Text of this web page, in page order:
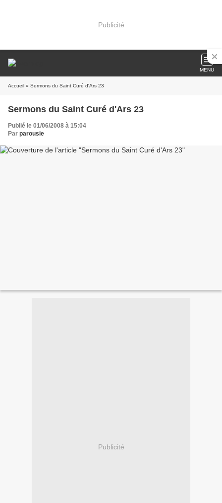
Publicité
MENU
Accueil » Sermons du Saint Curé d'Ars 23
Sermons du Saint Curé d'Ars 23
Publié le 01/06/2008 à 15:04
Par parousie
Publicité